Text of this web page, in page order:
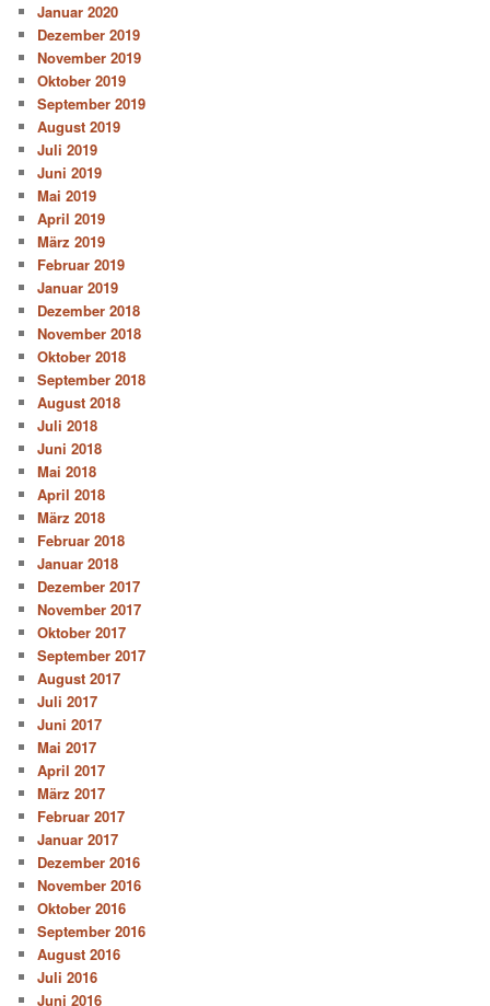
Januar 2020
Dezember 2019
November 2019
Oktober 2019
September 2019
August 2019
Juli 2019
Juni 2019
Mai 2019
April 2019
März 2019
Februar 2019
Januar 2019
Dezember 2018
November 2018
Oktober 2018
September 2018
August 2018
Juli 2018
Juni 2018
Mai 2018
April 2018
März 2018
Februar 2018
Januar 2018
Dezember 2017
November 2017
Oktober 2017
September 2017
August 2017
Juli 2017
Juni 2017
Mai 2017
April 2017
März 2017
Februar 2017
Januar 2017
Dezember 2016
November 2016
Oktober 2016
September 2016
August 2016
Juli 2016
Juni 2016